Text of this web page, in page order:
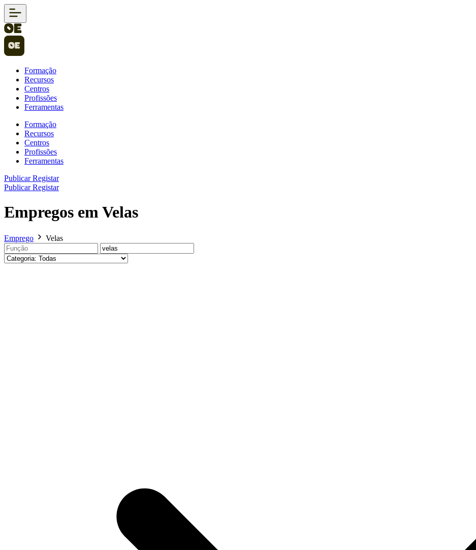
Formação
Recursos
Centros
Profissões
Ferramentas
Formação
Recursos
Centros
Profissões
Ferramentas
PublicarRegistar
PublicarRegistar
Empregos em Velas
Emprego Velas